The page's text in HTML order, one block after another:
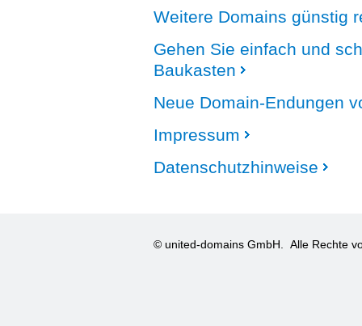
Weitere Domains günstig
Gehen Sie einfach und
Baukasten
Neue Domain-Endungen
Impressum
Datenschutzhinweise
© united-domains GmbH. Alle Rechte